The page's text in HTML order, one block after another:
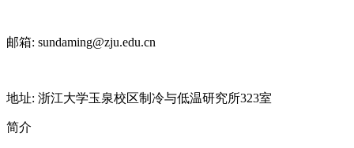
邮箱: sundaming@zju.edu.cn
地址: 浙江大学玉泉校区制冷与低温研究所323室
简介